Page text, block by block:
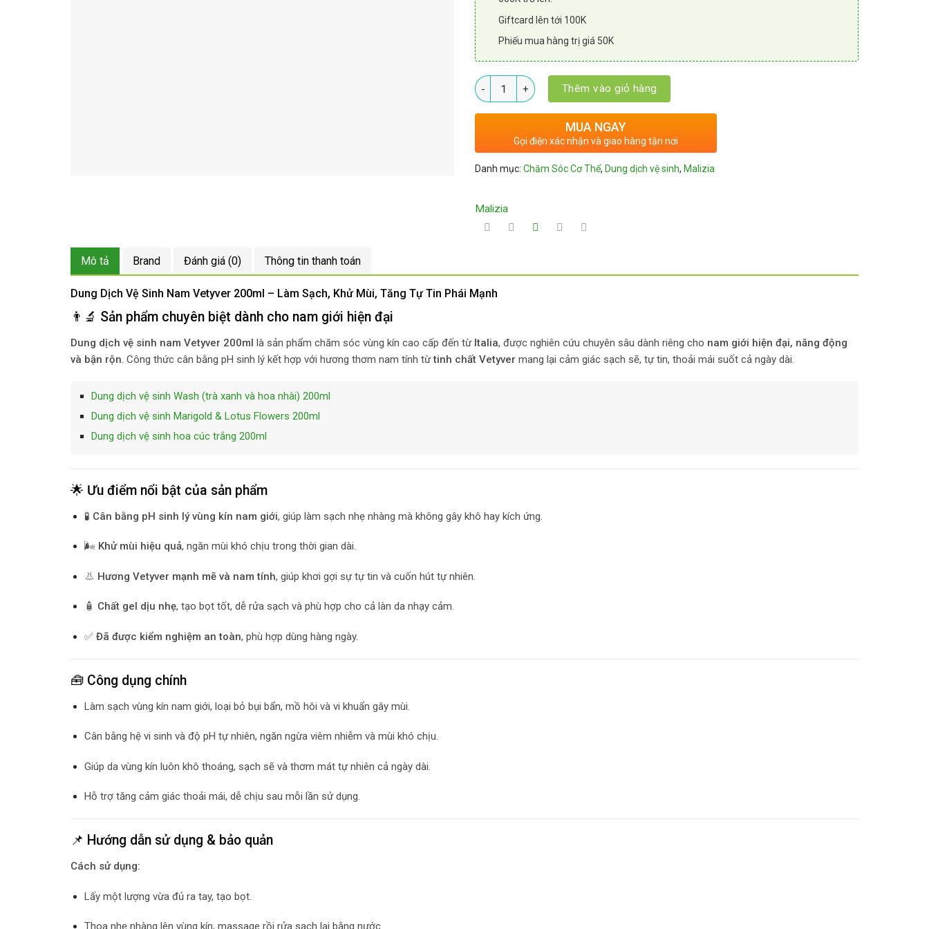
Giftcard lên tới 100K
Phiếu mua hàng trị giá 50K
Số lượng Thêm vào giỏ hàng
MUA NGAY
Gọi điện xác nhận và giao hàng tận nơi
Danh mục: Chăm Sóc Cơ Thể, Dung dịch vệ sinh, Malizia
Malizia
Mô tả Brand Đánh giá (0) Thông tin thanh toán
Dung Dịch Vệ Sinh Nam Vetyver 200ml – Làm Sạch, Khử Mùi, Tăng Tự Tin Phái Mạnh
👨‍🔬 Sản phẩm chuyên biệt dành cho nam giới hiện đại
Dung dịch vệ sinh nam Vetyver 200ml là sản phẩm chăm sóc vùng kín cao cấp đến từ Italia, được nghiên cứu chuyên sâu dành riêng cho nam giới hiện đại, năng động
và bận rộn . Công thức cân bằng pH sinh lý kết hợp với hương thơm nam tính từtinh chất Vetyver mang lại cảm giác sạch sẽ, tự tin, thoải mái suốt cả ngày dài.
Dung dịch vệ sinh Wash (trà xanh và hoa nhài) 200ml
Dung dịch vệ sinh Marigold & Lotus Flowers 200ml
Dung dịch vệ sinh hoa cúc trắng 200ml
🌟 Ưu điểm nổi bật của sản phẩm
🧪 Cân bằng pH sinh lý vùng kín nam giới, giúp làm sạch nhẹ nhàng mà không gây khô hay kích ứng.
🌬️ Khử mùi hiệu quả, ngăn mùi khó chịu trong thời gian dài.
👃 Hương Vetyver mạnh mẽ và nam tính, giúp khơi gợi sự tự tin và cuốn hút tự nhiên.
🧴 Chất gel dịu nhẹ, tạo bọt tốt, dễ rửa sạch và phù hợp cho cả làn da nhạy cảm.
✅Đã được kiểm nghiệm an toàn, phù hợp dùng hàng ngày.
🧰 Công dụng chính
Làm sạch vùng kín nam giới, loại bỏ bụi bẩn, mồ hôi và vi khuẩn gây mùi.
Cân bằng hệ vi sinh và độ pH tự nhiên, ngăn ngừa viêm nhiễm và mùi khó chịu.
Giúp da vùng kín luôn khô thoáng, sạch sẽ và thơm mát tự nhiên cả ngày dài.
Hỗ trợ tăng cảm giác thoải mái, dễ chịu sau mỗi lần sử dụng.
📌 Hướng dẫn sử dụng & bảo quản
Cách sử dụng:
Lấy một lượng vừa đủ ra tay, tạo bọt.
Thoa nhẹ nhàng lên vùng kín, massage rồi rửa sạch lại bằng nước.